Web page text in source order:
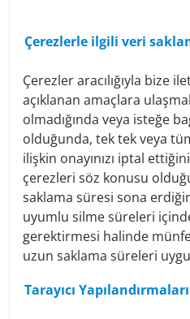
Master data such as
Contact information
mail addresses,
Occupational data such
income
Information in
Markets Anti-Money
Proof of identity
issue and end
Information in
citizenship,
USA)
Information as to
investor is a
related to a
Çerezlerle ilgili veri
Çerezler aracılığıyla bize
açıklanan amaçlara
olmadığında veya isteğe
olduğunda, tek tek veya
ilişkin onayınızı iptal
çerezleri söz konusu
saklama süresi sona
uyumlu silme süreleri
gerektirmesi halinde
uzun saklama süreleri
Tarayıcı Yapılandırmaları